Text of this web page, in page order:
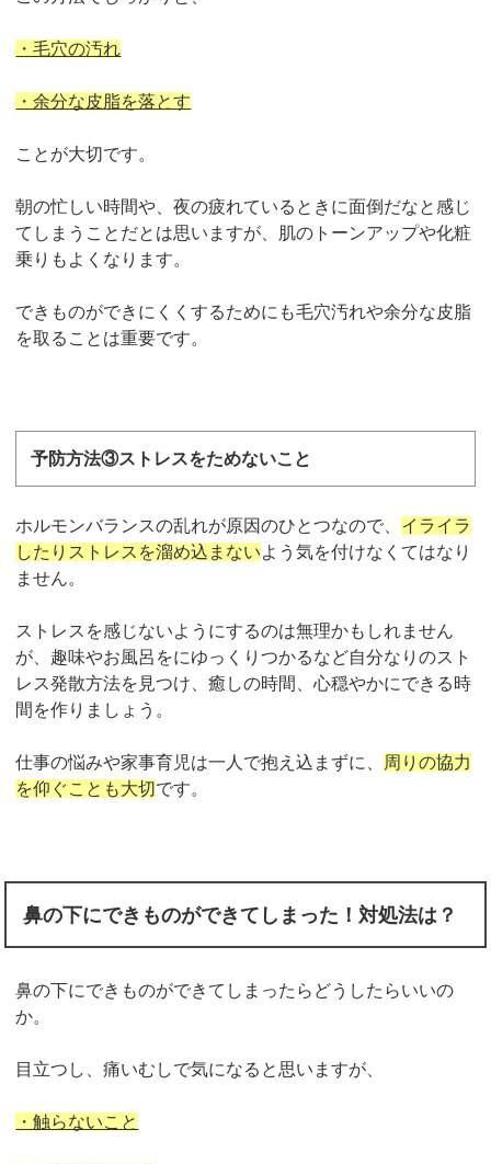
・毛穴の汚れ
・余分な皮脂を落とす
ことが大切です。
朝の忙しい時間や、夜の疲れているときに面倒だなと感じ
てしまうことだとは思いますが、肌のトーンアップや化粧
乗りもよくなります。
できものができにくくするためにも毛穴汚れや余分な皮脂
を取ることは重要です。
予防方法③ストレスをためないこと
ホルモンバランスの乱れが原因のひとつなので、 イライラ
したりストレスを溜め込まないよう気を付けなくてはなり
ません。
ストレスを感じないようにするのは無理かもしれません
が、趣味やお風呂をにゆっくりつかるなど自分なりのスト
レス発散方法を見つけ、癒しの時間、心穏やかにできる時
間を作りましょう。
仕事の悩みや家事育児は一人で抱え込まずに、 周りの協力
を仰ぐことも大切です。
鼻の下にできものができてしまった！対処法は？
鼻の下にできものができてしまったらどうしたらいいの
か。
目立つし、痛いむしで気になると思いますが、
・触らないこと